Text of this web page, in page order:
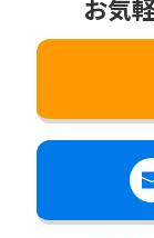
お気